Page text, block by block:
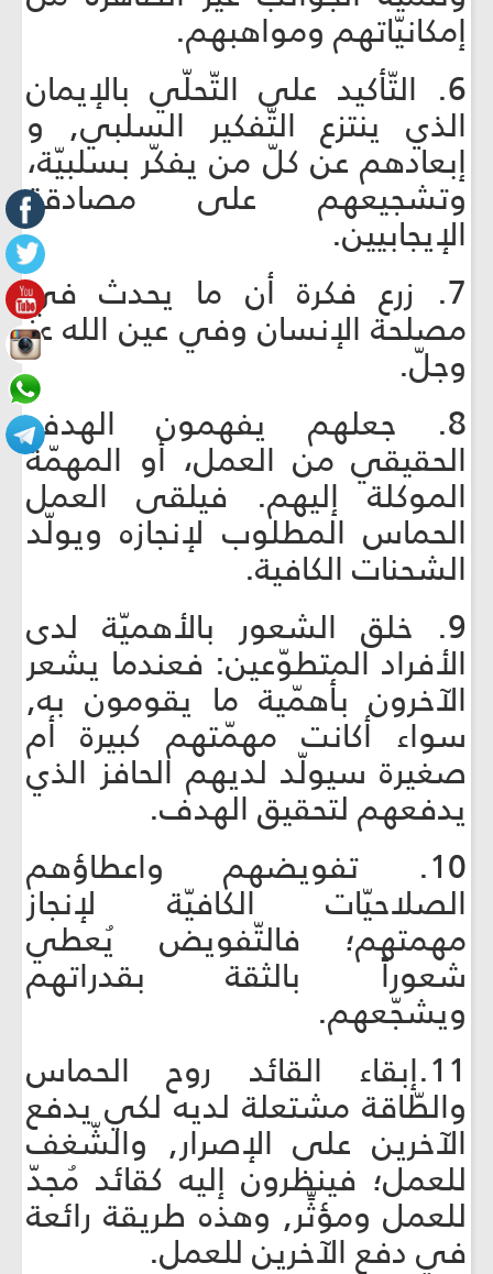
إمكانيّاتهم ومواهبهم.
6. التّأكيد على التّحلّي بالإيمان
الذي ينتزع التّفكير السلبي, و
إبعادهم عن كلّ من يفكّر بسلبيّة،
وتشجيعهم على مصادقة
الإيجابيين.
7. زرع فكرة أن ما يحدث في
مصلحة الإنسان وفي عين الله عزّ
وجلّ.
8. جعلهم يفهمون الهدف
الحقيقي من العمل، أو المهمّة
الموكلة إليهم. فيلقى العمل
الحماس المطلوب لإنجازه ويولّد
الشحنات الكافية.
9. خلق الشعور بالأهميّة لدى
الأفراد المتطوّعين: فعندما يشعر
الآخرون بأهمّية ما يقومون به,
سواء أكانت مهمّتهم كبيرة أم
صغيرة سيولّد لديهم الحافز الذي
يدفعهم لتحقيق الهدف.
10. تفويضهم واعطاؤهم
الصلاحيّات الكافيّة لإنجاز
مهمتهم؛ فالتّفويض يُعطي
شعوراً بالثقة بقدراتهم
ويشجّعهم.
11.إبقاء القائد روح الحماس
والطّاقة مشتعلة لديه لكي يدفع
الآخرين على الإصرار, والشّغف
للعمل؛ فينظرون إليه كقائد مُجدّ
للعمل ومؤثِّر, وهذه طريقة رائعة
في دفع الآخرين للعمل.